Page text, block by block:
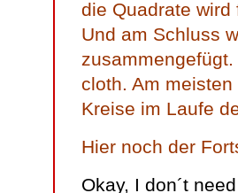
die Quadrate
Und am Schluss
cloth. Am
Kreise im Laufe
Hier noch der
Okay, I don´t